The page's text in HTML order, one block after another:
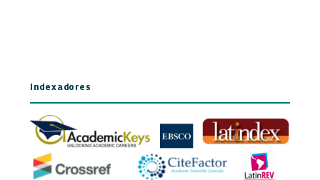
Indexadores